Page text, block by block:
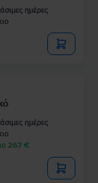
ημέρες
ημέρες
267 €